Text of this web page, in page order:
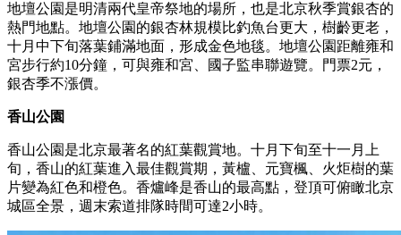
地壇公園是明清兩代皇帝祭地的場所，也是北京秋季賞銀杏的
熱門地點。地壇公園的銀杏林規模比釣魚台更大，樹齡更老，
十月中下旬落葉鋪滿地面，形成金色地毯。地壇公園距離雍和
宮步行約10分鐘，可與雍和宮、國子監串聯遊覽。門票2元，
銀杏季不漲價。
香山公園
香山公園是北京最著名的紅葉觀賞地。十月下旬至十一月上
旬，香山的紅葉進入最佳觀賞期，黃櫨、元寶楓、火炬樹的葉
片變為紅色和橙色。香爐峰是香山的最高點，登頂可俯瞰北京
城區全景，週末索道排隊時間可達2小時。